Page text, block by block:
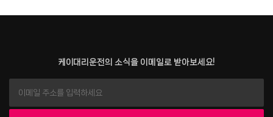
케이대리운전의 소식을 이메일로 받아보세요!